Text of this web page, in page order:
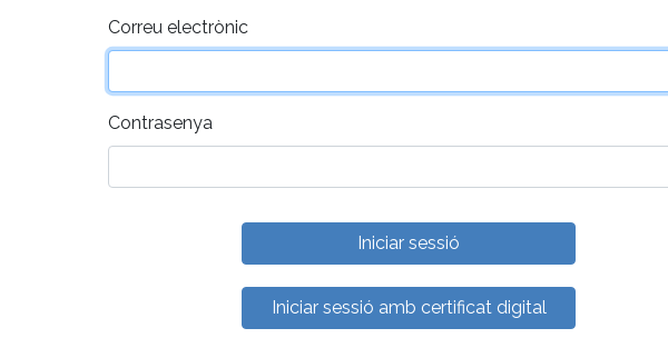
Correu electrònic
Contrasenya